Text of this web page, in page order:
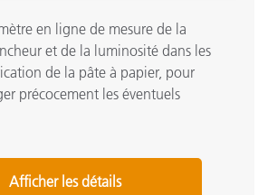
en ligne de mesure de la
et de la luminosité dans les
de la pâte à papier, pour
précocement les éventuels
Afficher les détails